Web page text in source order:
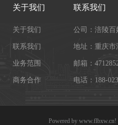
关于我们
关于我们
联系我们
业务范围
商务合作
联系我们
公司：涪陵百
地址：重庆市
邮箱：
电话：188-
Powered by www.flbxw.cn!